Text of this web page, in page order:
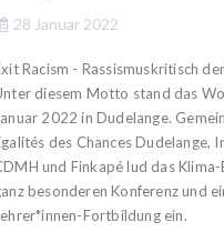
28 Januar 2022
Racism - Rassismuskritisch
diesem Motto stand das
2022 in Dudelange.
des Chances Dudelange,
und Finkapé lud das
besonderen Konferenz und
Fortbildung ein.